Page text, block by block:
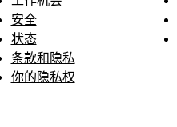
安全
状态
条款和隐私
你的隐私权